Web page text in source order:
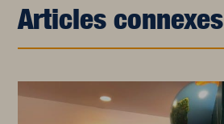
Articles connexes